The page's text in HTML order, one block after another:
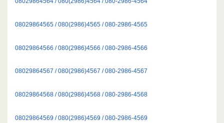
08029864565 / 080(2986)4565 / 080-2986-4565
08029864566 / 080(2986)4566 / 080-2986-4566
08029864567 / 080(2986)4567 / 080-2986-4567
08029864568 / 080(2986)4568 / 080-2986-4568
08029864569 / 080(2986)4569 / 080-2986-4569